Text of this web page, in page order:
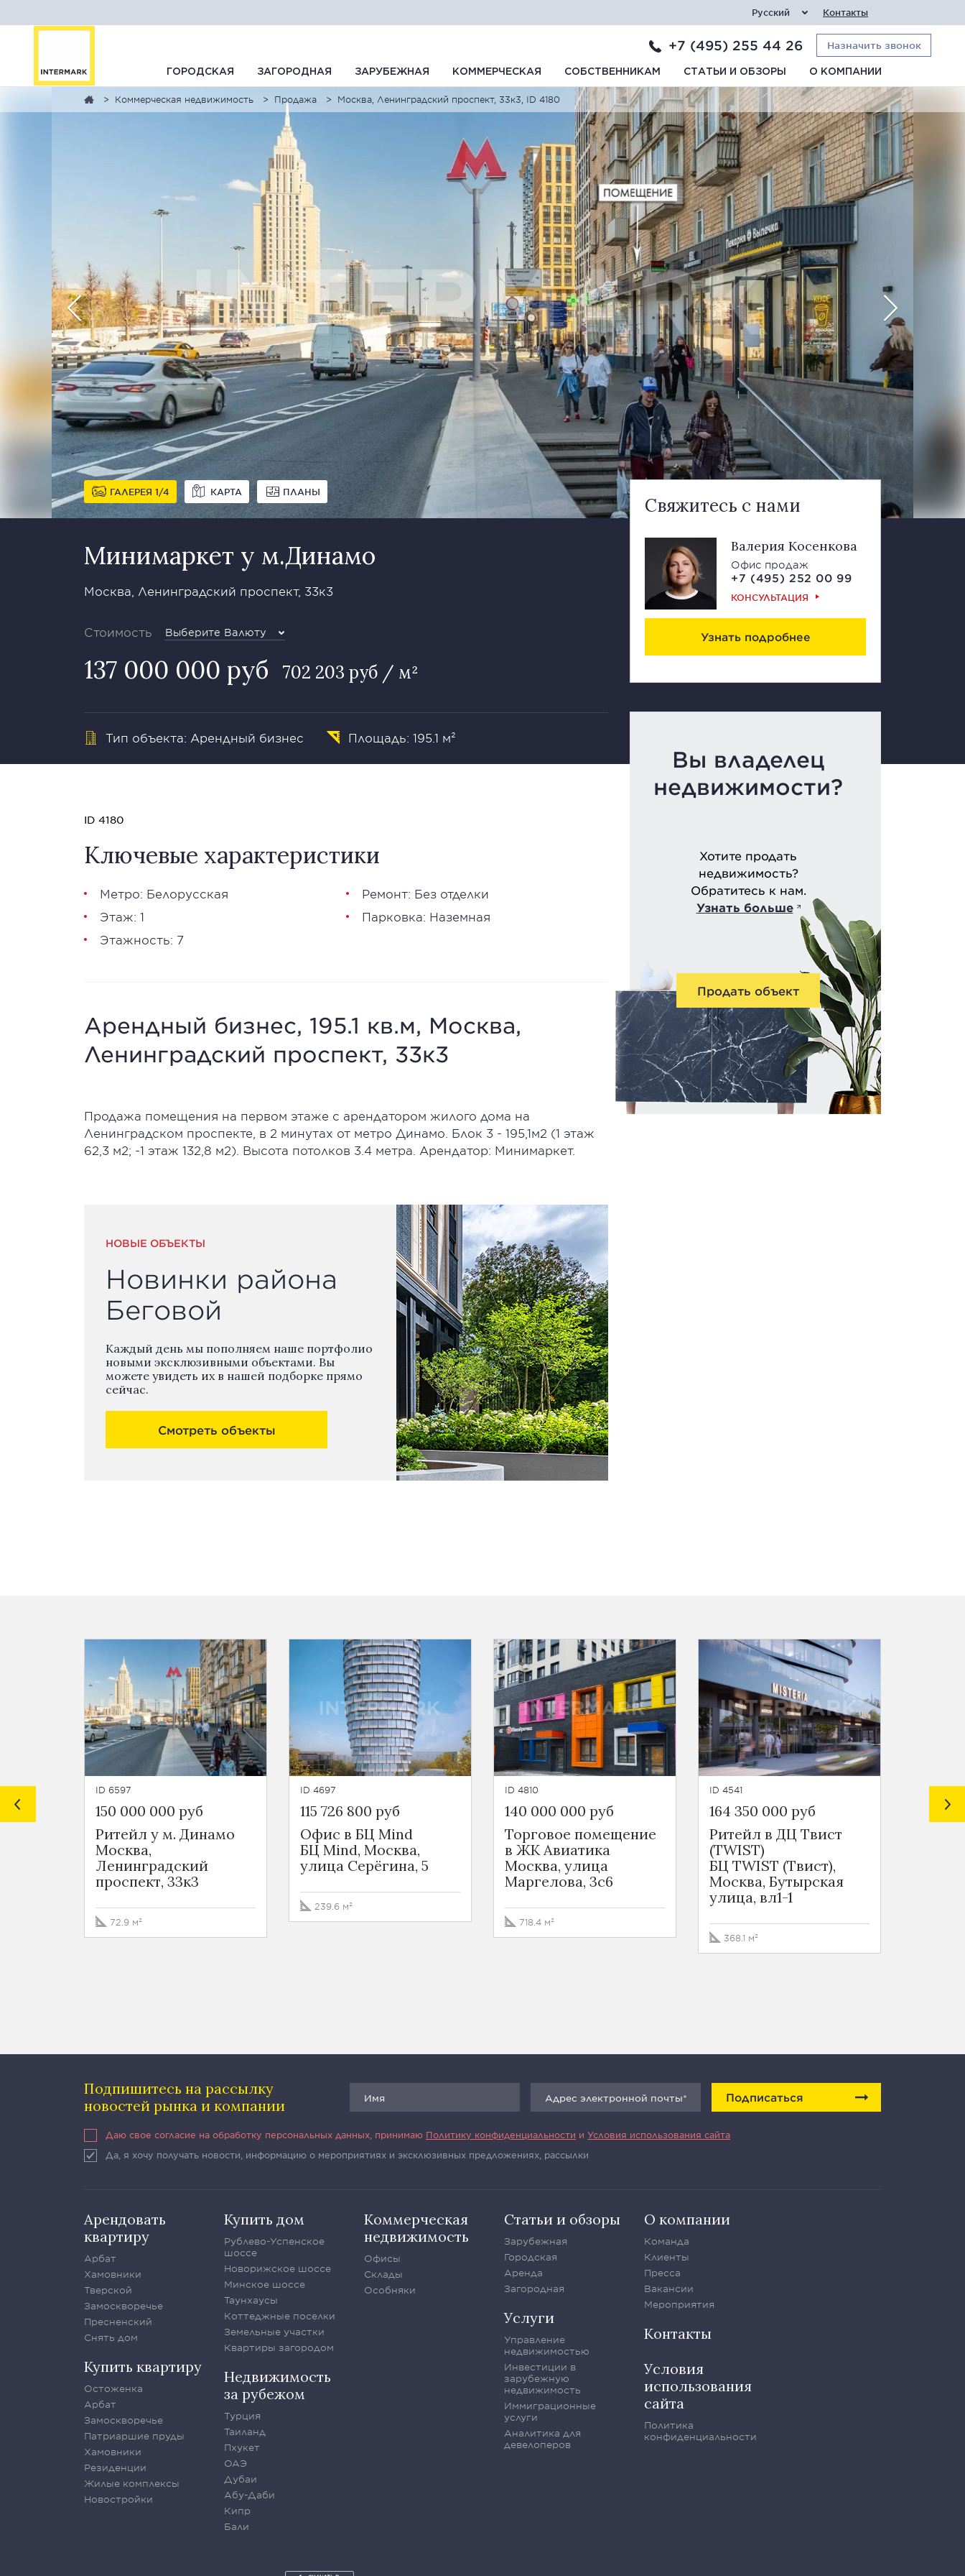
Русский Контакты
+7 (495) 255 44 26 Назначить звонок
ГОРОДСКАЯ ЗАГОРОДНАЯ ЗАРУБЕЖНАЯ КОММЕРЧЕСКАЯ СОБСТВЕННИКАМ СТАТЬИ И ОБЗОРЫ О КОМПАНИИ
Коммерческая недвижимость Продажа Москва, Ленинградский проспект, 33к3, ID 4180
ГАЛЕРЕЯ 1 4 КАРТА ПЛАНЫ
Минимаркет у м.Динамо
Москва, Ленинградский проспект, 33к3
Стоимость Выберите Валюту
137 000 000 руб 702 203 руб / м²
Тип объекта: Арендный бизнес Площадь: 195.1 м²
Свяжитесь с нами
Валерия Косенкова
Офис продаж
+7 (495) 252 00 99
КОНСУЛЬТАЦИЯ
Узнать подробнее
Вы владелец
недвижимости?
Хотите продать
недвижимость?
Обратитесь к нам.
Узнать больше
Продать объект
ID 4180
Ключевые характеристики
Метро: Белорусская
Этаж: 1
Этажность: 7
Ремонт: Без отделки
Парковка: Наземная
Арендный бизнес, 195.1 кв.м, Москва,
Ленинградский проспект, 33к3
Продажа помещения на первом этаже с арендатором жилого дома на
Ленинградском проспекте, в 2 минутах от метро Динамо. Блок 3 - 195,1м2 (1 этаж
62,3 м2; -1 этаж 132,8 м2). Высота потолков 3.4 метра. Арендатор: Минимаркет.
НОВЫЕ ОБЪЕКТЫ
Новинки района
Беговой
Каждый день мы пополняем наше портфолио
новыми эксклюзивными объектами. Вы
можете увидеть их в нашей подборке прямо
сейчас.
Смотреть объекты
ID 6597
150 000 000 руб
Ритейл у м. Динамо
Москва,
Ленинградский
проспект, 33к3
72.9 м²
ID 4697
115 726 800 руб
Офис в БЦ Mind
БЦ Mind, Москва,
улица Серёгина, 5
239.6 м²
ID 4810
140 000 000 руб
Торговое помещение
в ЖК Авиатика
Москва, улица
Маргелова, 3с6
718.4 м²
ID 4541
164 350 000 руб
Ритейл в ДЦ Твист
(TWIST)
БЦ TWIST (Твист),
Москва, Бутырская
улица, вл1-1
368.1 м²
ID 4540
160
Подпишитесь на рассылку
новостей рынка и компании
Подписаться
Даю свое согласие на обработку персональных данных, принимаю Политику конфиденциальности и Условия использования сайта
Да, я хочу получать новости, информацию о мероприятиях и эксклюзивных предложениях, рассылки
Арендовать
квартиру
Арбат
Хамовники
Тверской
Замоскворечье
Пресненский
Снять дом
Купить квартиру
Остоженка
Арбат
Замоскворечье
Патриаршие пруды
Хамовники
Резиденции
Жилые комплексы
Новостройки
Купить дом
Рублево-Успенское
шоссе
Новорижское шоссе
Минское шоссе
Таунхаусы
Коттеджные поселки
Земельные участки
Квартиры загородом
Недвижимость
за рубежом
Турция
Таиланд
Пхукет
ОАЭ
Дубаи
Абу-Даби
Кипр
Бали
Коммерческая
недвижимость
Офисы
Склады
Особняки
Статьи и обзоры
Зарубежная
Городская
Аренда
Загородная
Услуги
Управление
недвижимостью
Инвестиции в
зарубежную
недвижимость
Иммиграционные
услуги
Аналитика для
девелоперов
О компании
Команда
Клиенты
Пресса
Вакансии
Мероприятия
Контакты
Условия
использования
сайта
Политика
конфиденциальности